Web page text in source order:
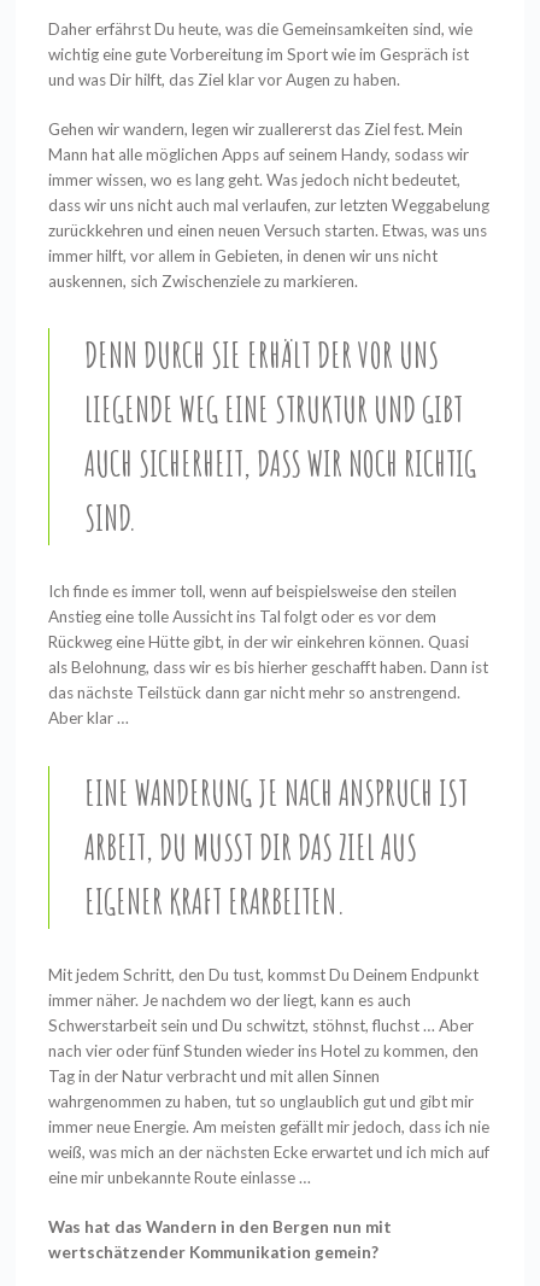
Daher erfährst Du heute, was die Gemeinsamkeiten sind, wie
wichtig eine gute Vorbereitung im Sport wie im Gespräch ist
und was Dir hilft, das Ziel klar vor Augen zu haben.
Gehen wir wandern, legen wir zuallererst das Ziel fest. Mein
Mann hat alle möglichen Apps auf seinem Handy, sodass wir
immer wissen, wo es lang geht. Was jedoch nicht bedeutet,
dass wir uns nicht auch mal verlaufen, zur letzten Weggabelung
zurückkehren und einen neuen Versuch starten. Etwas, was uns
immer hilft, vor allem in Gebieten, in denen wir uns nicht
auskennen, sich Zwischenziele zu markieren.
DENN DURCH SIE ERHÄLT DER VOR UNS
LIEGENDE WEG EINE STRUKTUR UND GIBT
AUCH SICHERHEIT, DASS WIR NOCH RICHTIG
SIND.
Ich finde es immer toll, wenn auf beispielsweise den steilen
Anstieg eine tolle Aussicht ins Tal folgt oder es vor dem
Rückweg eine Hütte gibt, in der wir einkehren können. Quasi
als Belohnung, dass wir es bis hierher geschafft haben. Dann ist
das nächste Teilstück dann gar nicht mehr so anstrengend.
Aber klar …
EINE WANDERUNG JE NACH ANSPRUCH IST
ARBEIT, DU MUSST DIR DAS ZIEL AUS
EIGENER KRAFT ERARBEITEN.
Mit jedem Schritt, den Du tust, kommst Du Deinem Endpunkt
immer näher. Je nachdem wo der liegt, kann es auch
Schwerstarbeit sein und Du schwitzt, stöhnst, fluchst … Aber
nach vier oder fünf Stunden wieder ins Hotel zu kommen, den
Tag in der Natur verbracht und mit allen Sinnen
wahrgenommen zu haben, tut so unglaublich gut und gibt mir
immer neue Energie. Am meisten gefällt mir jedoch, dass ich nie
weiß, was mich an der nächsten Ecke erwartet und ich mich auf
eine mir unbekannte Route einlasse …
Was hat das Wandern in den Bergen nun mit
wertschätzender Kommunikation gemein?